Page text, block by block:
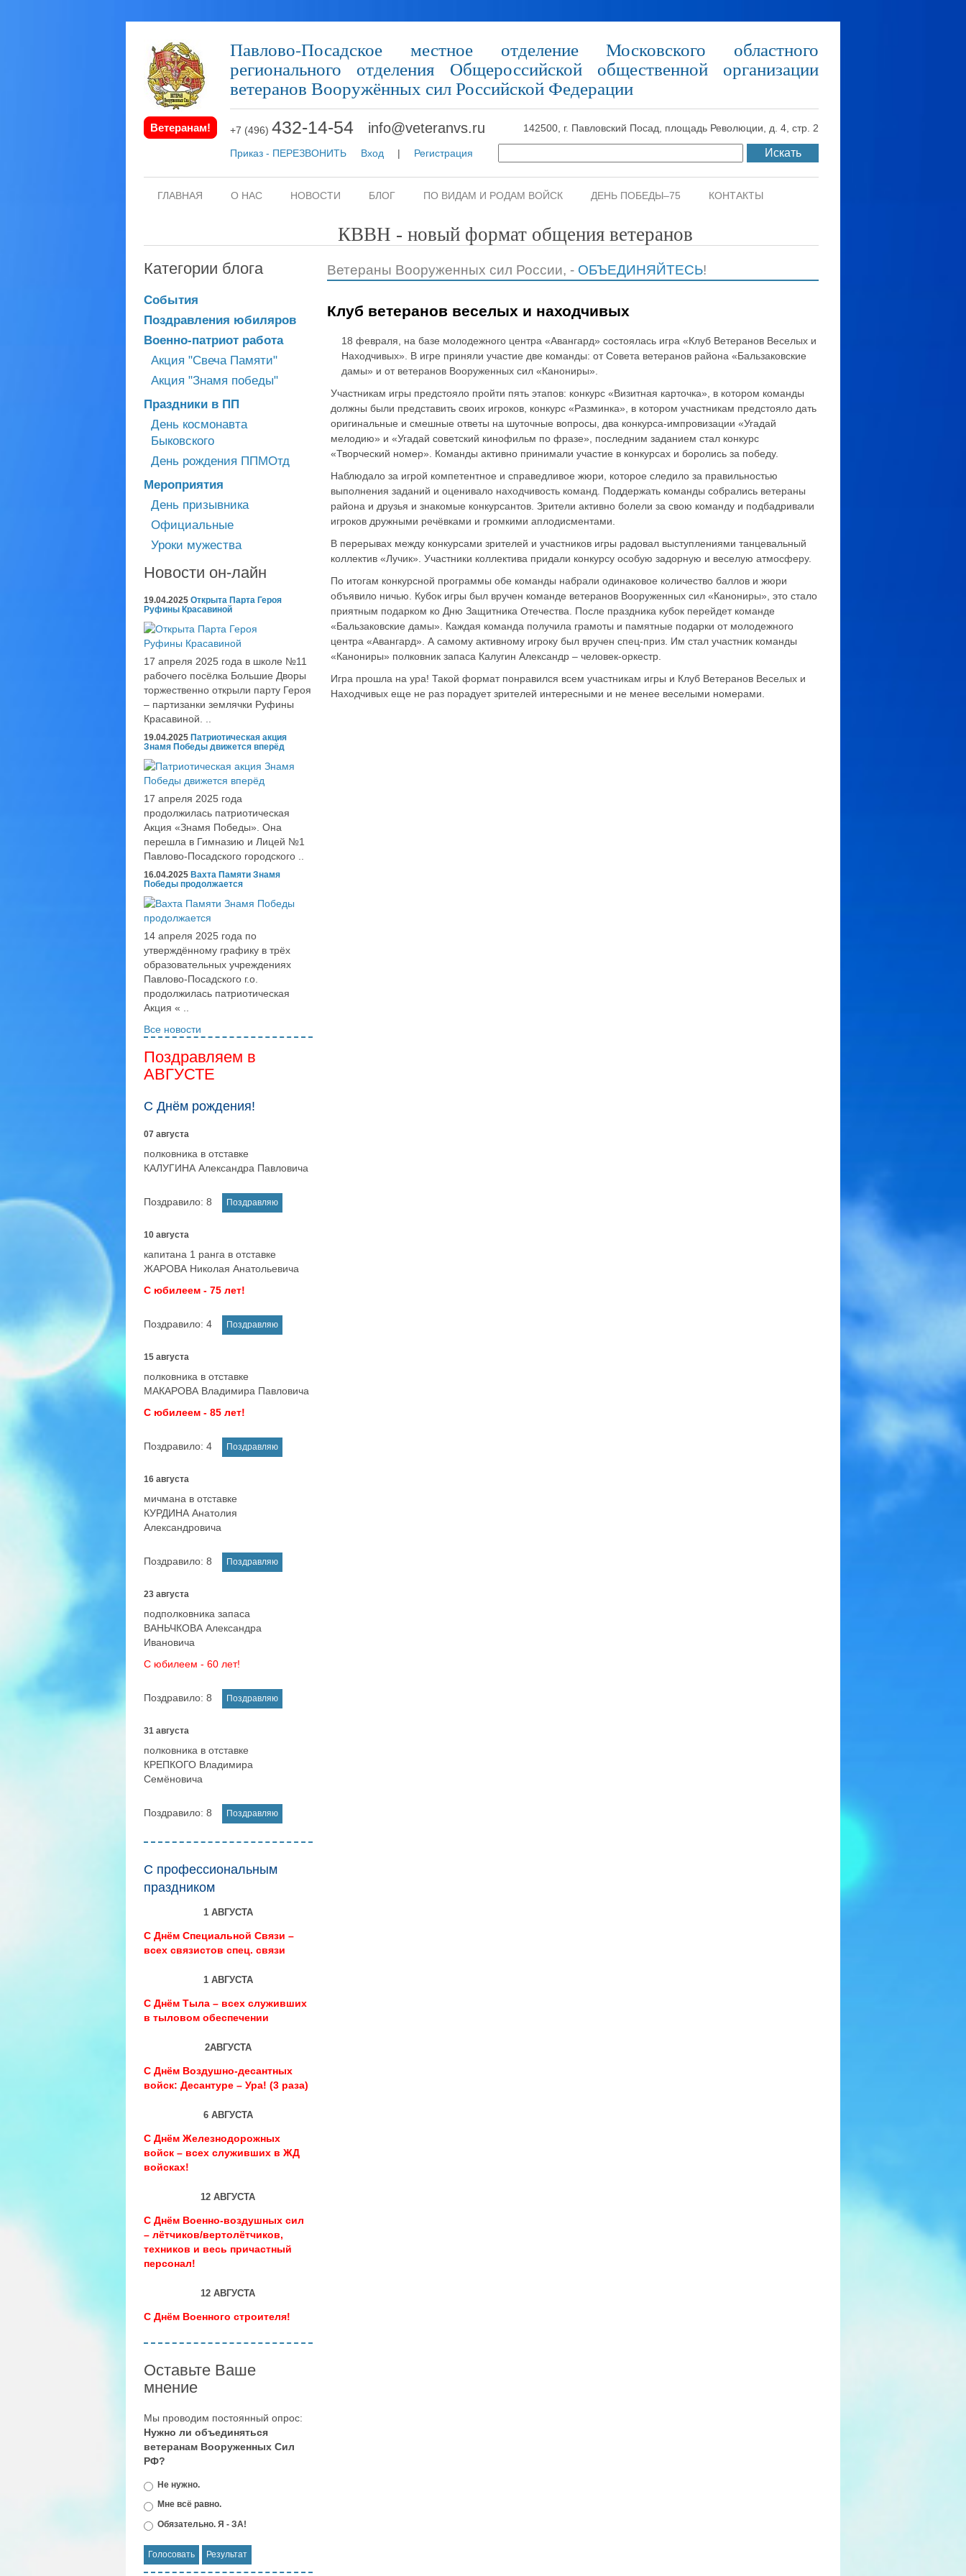
Павлово-Посадское местное отделение Московского областного
регионального отделения Общероссийской общественной организации
ветеранов Вооружённых сил Российской Федерации
Ветеранам! +7 (496) 432-14-54 info@veteranvs.ru 142500, г. Павловский Посад, площадь Революции, д. 4, стр. 2
Приказ - ПЕРЕЗВОНИТЬ Вход | Регистрация
ГЛАВНАЯ О НАС НОВОСТИ БЛОГ ПО ВИДАМ И РОДАМ ВОЙСК ДЕНЬ ПОБЕДЫ–75 КОНТАКТЫ
КВВН - новый формат общения ветеранов
Категории блога
События
Поздравления юбиляров
Военно-патриот работа
Акция "Свеча Памяти"
Акция "Знамя победы"
Праздники в ПП
День космонавта
Быковского
День рождения ППМОтд
Мероприятия
День призывника
Официальные
Уроки мужества
Новости он-лайн
19.04.2025 Открыта Парта Героя
Руфины Красавиной
17 апреля 2025 года в школе №11
рабочего посёлка Большие Дворы
торжественно открыли парту Героя
– партизанки землячки Руфины
Красавиной. ..
19.04.2025 Патриотическая акция
Знамя Победы движется вперёд
17 апреля 2025 года
продолжилась патриотическая
Акция «Знамя Победы». Она
перешла в Гимназию и Лицей №1
Павлово-Посадского городского ..
16.04.2025 Вахта Памяти Знамя
Победы продолжается
14 апреля 2025 года по
утверждённому графику в трёх
образовательных учреждениях
Павлово-Посадского г.о.
продолжилась патриотическая
Акция « ..
Все новости
Поздравляем в
АВГУСТЕ
С Днём рождения!
07 августа
полковника в отставке
КАЛУГИНА Александра Павловича
Поздравило: 8
10 августа
капитана 1 ранга в отставке
ЖАРОВА Николая Анатольевича
С юбилеем - 75 лет!
Поздравило: 4
15 августа
полковника в отставке
МАКАРОВА Владимира Павловича
С юбилеем - 85 лет!
Поздравило: 4
16 августа
мичмана в отставке
КУРДИНА Анатолия
Александровича
Поздравило: 8
23 августа
подполковника запаса
ВАНЬЧКОВА Александра
Ивановича
С юбилеем - 60 лет!
Поздравило: 8
31 августа
полковника в отставке
КРЕПКОГО Владимира
Семёновича
Поздравило: 8
С профессиональным
праздником
1 АВГУСТА
С Днём Специальной Связи –
всех связистов спец. связи
1 АВГУСТА
С Днём Тыла – всех служивших
в тыловом обеспечении
2АВГУСТА
С Днём Воздушно-десантных
войск: Десантуре – Ура! (3 раза)
6 АВГУСТА
С Днём Железнодорожных
войск – всех служивших в ЖД
войсках!
12 АВГУСТА
С Днём Военно-воздушных сил
– лётчиков/вертолётчиков,
техников и весь причастный
персонал!
12 АВГУСТА
С Днём Военного строителя!
Оставьте Ваше
мнение
Мы проводим постоянный опрос:
Нужно ли объединяться
ветеранам Вооруженных Сил
РФ?
Не нужно.
Мне всё равно.
Обязательно. Я - ЗА!
Ветераны Вооруженных сил России, - ОБЪЕДИНЯЙТЕСЬ!
Клуб ветеранов веселых и находчивых
18 февраля, на базе молодежного центра «Авангард» состоялась игра «Клуб Ветеранов Веселых и
Находчивых». В игре приняли участие две команды: от Совета ветеранов района «Бальзаковские
дамы» и от ветеранов Вооруженных сил «Канониры».
Участникам игры предстояло пройти пять этапов: конкурс «Визитная карточка», в котором команды
должны были представить своих игроков, конкурс «Разминка», в котором участникам предстояло дать
оригинальные и смешные ответы на шуточные вопросы, два конкурса-импровизации «Угадай
мелодию» и «Угадай советский кинофильм по фразе», последним заданием стал конкурс
«Творческий номер». Команды активно принимали участие в конкурсах и боролись за победу.
Наблюдало за игрой компетентное и справедливое жюри, которое следило за правильностью
выполнения заданий и оценивало находчивость команд. Поддержать команды собрались ветераны
района и друзья и знакомые конкурсантов. Зрители активно болели за свою команду и подбадривали
игроков дружными речёвками и громкими аплодисментами.
В перерывах между конкурсами зрителей и участников игры радовал выступлениями танцевальный
коллектив «Лучик». Участники коллектива придали конкурсу особую задорную и веселую атмосферу.
По итогам конкурсной программы обе команды набрали одинаковое количество баллов и жюри
объявило ничью. Кубок игры был вручен команде ветеранов Вооруженных сил «Канониры», это стало
приятным подарком ко Дню Защитника Отечества. После праздника кубок перейдет команде
«Бальзаковские дамы». Каждая команда получила грамоты и памятные подарки от молодежного
центра «Авангард». А самому активному игроку был вручен спец-приз. Им стал участник команды
«Канониры» полковник запаса Калугин Александр – человек-оркестр.
Игра прошла на ура! Такой формат понравился всем участникам игры и Клуб Ветеранов Веселых и
Находчивых еще не раз порадует зрителей интересными и не менее веселыми номерами.